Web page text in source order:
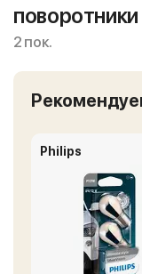
2 пок.
Philips